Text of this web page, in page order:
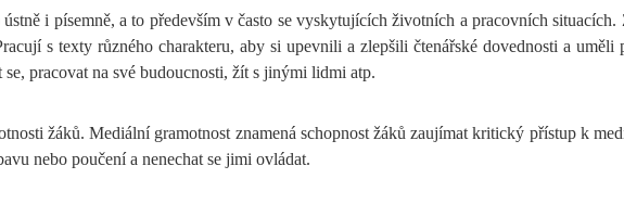
i písemně, a to především v často se vyskytujících životních a pracovních
s texty různého charakteru, aby si upevnili a zlepšili čtenářské dovednosti a
pracovat na své budoucnosti, žít s jinými lidmi atp.
žáků. Mediální gramotnost znamená schopnost žáků zaujímat kritický přístup k
nebo poučení a nenechat se jimi ovládat.